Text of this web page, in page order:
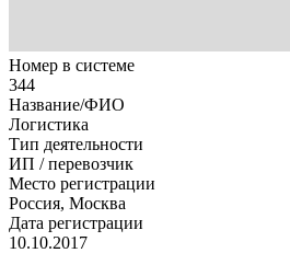
Номер в системе
344
Название/ФИО
Логистика
Тип деятельности
ИП / перевозчик
Место регистрации
Россия, Москва
Дата регистрации
10.10.2017